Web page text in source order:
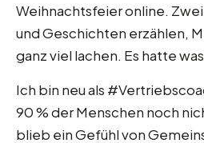
Weihnachtsfeier online.
und Geschichten erzählen,
ganz viel lachen. Es hatte
Ich bin neu als
90 % der Menschen noch
blieb ein Gefühl von